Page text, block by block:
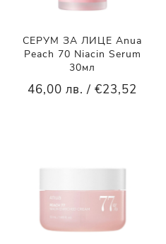
СЕРУМ ЗА ЛИЦЕ Anua
Peach 70 Niacin Serum
30мл
46,00 лв. / €23,52